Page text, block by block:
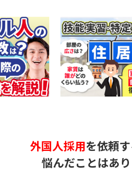
外国人採用を依頼
悩んだことはあ